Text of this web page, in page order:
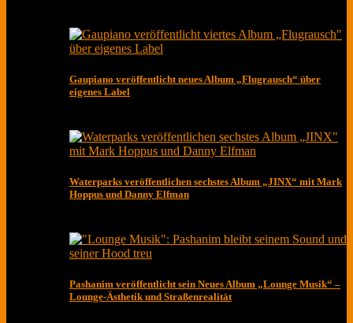
Gaupiano veröffentlicht neues Album „Flugrausch“ über
eigenes Label
Waterparks veröffentlichen sechstes Album „JINX“ mit Mark
Hoppus und Danny Elfman
Pashanim veröffentlicht sein Neues Album „Lounge Musik“ –
Lounge-Ästhetik und Straßenrealität